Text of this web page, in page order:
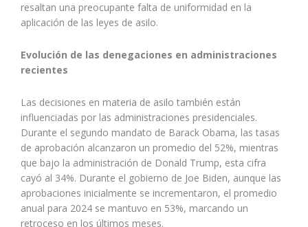
resaltan una preocupante falta de uniformidad en la
aplicación de las leyes de asilo.
Evolución de las denegaciones en administraciones
recientes
Las decisiones en materia de asilo también están
influenciadas por las administraciones presidenciales.
Durante el segundo mandato de Barack Obama, las tasas
de aprobación alcanzaron un promedio del 52%, mientras
que bajo la administración de Donald Trump, esta cifra
cayó al 34%. Durante el gobierno de Joe Biden, aunque las
aprobaciones inicialmente se incrementaron, el promedio
anual para 2024 se mantuvo en 53%, marcando un
retroceso en los últimos meses.